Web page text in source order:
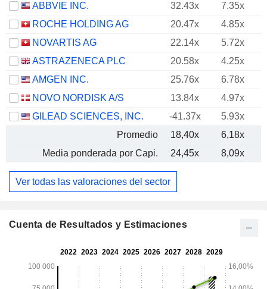
ABBVIE INC.
32.43x
7.35x
ROCHE HOLDING AG
20.47x 4.85x
NOVARTIS AG
22.14x 5.72x
ASTRAZENECA PLC
20.58x 4.25x
AMGEN INC.
25.76x 6.78x
NOVO NORDISK A/S
13.84x 4.97x
GILEAD SCIENCES, INC.
-41.37x 5.93x
Promedio
18,40x 6,18x
Media ponderada por Capi.
24,45x 8,09x
Ver todas las valoraciones del sector
Cuenta de Resultados y Estimaciones